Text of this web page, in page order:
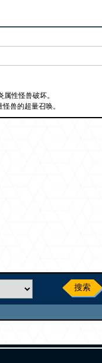
性怪兽破坏。
兽的超量召唤。
搜索